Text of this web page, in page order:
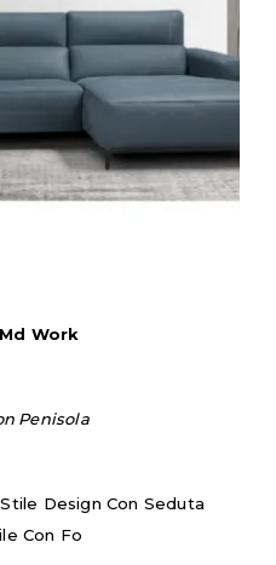
Work
Penisola
Design Con Seduta
Con Fo